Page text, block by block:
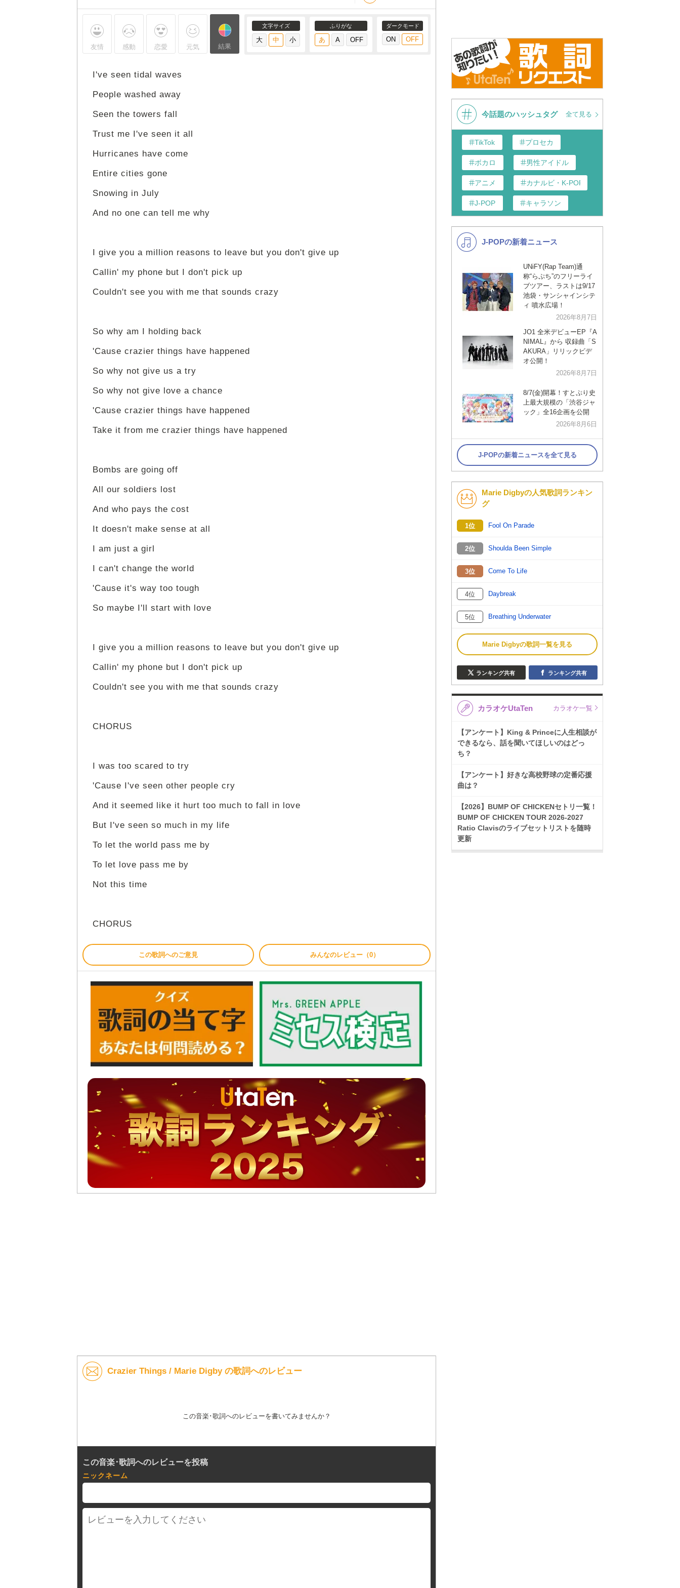
友情 感動 恋愛 元気 結果
文字サイズ ふりがな ダークモード
I've seen tidal waves
People washed away
Seen the towers fall
Trust me I've seen it all
Hurricanes have come
Entire cities gone
Snowing in July
And no one can tell me why
I give you a million reasons to leave but you don't give up
Callin' my phone but I don't pick up
Couldn't see you with me that sounds crazy
So why am I holding back
'Cause crazier things have happened
So why not give us a try
So why not give love a chance
'Cause crazier things have happened
Take it from me crazier things have happened
Bombs are going off
All our soldiers lost
And who pays the cost
It doesn't make sense at all
I am just a girl
I can't change the world
'Cause it's way too tough
So maybe I'll start with love
I give you a million reasons to leave but you don't give up
Callin' my phone but I don't pick up
Couldn't see you with me that sounds crazy
CHORUS
I was too scared to try
'Cause I've seen other people cry
And it seemed like it hurt too much to fall in love
But I've seen so much in my life
To let the world pass me by
To let love pass me by
Not this time
CHORUS
この歌詞へのご意見 みんなのレビュー（0）
Crazier Things / Marie Digby の歌詞へのレビュー
この音楽･歌詞へのレビューを書いてみませんか？
この音楽･歌詞へのレビューを投稿
ニックネーム
今話題のハッシュタグ 全て見る
TikTok プロセカ
ボカロ 男性アイドル
アニメ カナルビ・K-POP和訳
J-POP キャラソン
K-POP バンド
洋楽
VTuber ディズニー
J-POPの新着ニュース
UNiFY(Rap Team)通
称“らぷち”のフリーライ
ブツアー、ラストは9/17
池袋・サンシャインシテ
ィ 噴水広場！
2026年8月7日
JO1 全米デビューEP『A
NIMAL』から 収録曲「S
AKURA」リリックビデ
オ公開！
2026年8月7日
8/7(金)開幕！すとぷり史
上最大規模の「渋谷ジャ
ック」全16企画を公開
2026年8月6日
J-POPの新着ニュースを全て見る
Marie Digbyの人気歌詞ランキン
グ
1位 Fool On Parade
2位 Shoulda Been Simple
3位 Come To Life
4位 Daybreak
5位 Breathing Underwater
Marie Digbyの歌詞一覧を見る
ランキング共有 ランキング共有
カラオケUtaTen カラオケ一覧
【アンケート】King & Princeに人生相談が
できるなら、話を聞いてほしいのはどっ
ち？
【アンケート】好きな高校野球の定番応援
曲は？
【2026】BUMP OF CHICKENセトリ一覧！
BUMP OF CHICKEN TOUR 2026-2027
Ratio Clavisのライブセットリストを随時
更新